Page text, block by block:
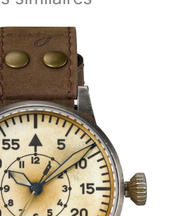
amoureux, votre famille pour les
remises de diplômes, les
anniversaires, la fête des pères,
la Saint-Valentin, Thanksgiving,
etc. SERVICE APRÈS-VENTE :
Les montres BENYAR
bénéficient d'un service après-
vente de 2 ans. BY BENYAR
s'engage à offrir une gamme de
montres classiques de haute
qualité pour hommes, ainsi
qu'un service clientèle de haut
niveau. Si vous avez des
questions concernant notre
montre, veuillez nous contacter
par e-mail et nous vous
fournirons une solution
satisfaisante dans les 24
heures.